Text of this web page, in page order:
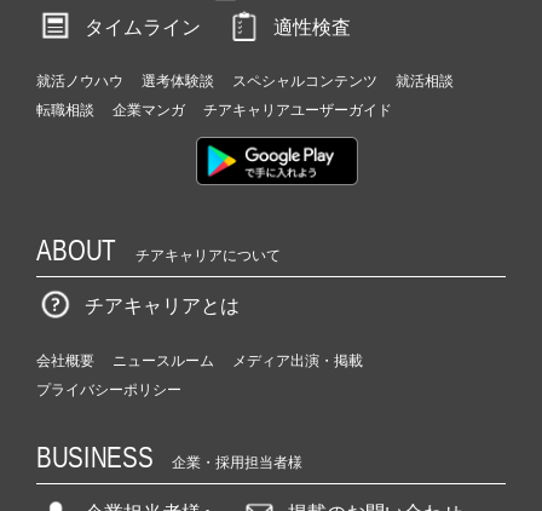
タイムライン
適性検査
就活ノウハウ 選考体験談 スペシャルコンテンツ
就活相談
転職相談
企業マンガ チアキャリアユーザーガイド
ABOUT チアキャリアについて
チアキャリアとは
会社概要 ニュースルーム
メディア出演・掲載
プライバシーポリシー
BUSINESS 企業・採用担当者様